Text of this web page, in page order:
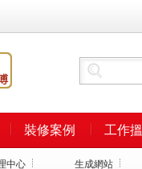
裝修案例 工作
中心 生成網站